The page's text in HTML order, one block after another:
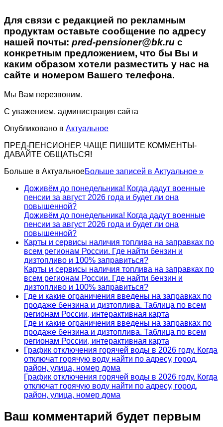
Для связи с редакцией по рекламным
продуктам оставьте сообщение по адресу
нашей почты: pred-pensioner@bk.ru с
конкретным предложением, что бы Вы и
каким образом хотели разместить у нас на
сайте и номером Вашего телефона.
Мы Вам перезвоним.
С уважением, администрация сайта
Опубликовано в Актуальное
ПРЕД-ПЕНСИОНЕР. ЧАЩЕ ПИШИТЕ КОММЕНТЫ-
ДАВАЙТЕ ОБЩАТЬСЯ!
Больше в АктуальноеБольше записей в Актуальное »
Доживём до понедельника! Когда дадут военные
пенсии за август 2026 года и будет ли она
повышенной?
Доживём до понедельника! Когда дадут военные
пенсии за август 2026 года и будет ли она
повышенной?
Карты и сервисы наличия топлива на заправках по
всем регионам России. Где найти бензин и
дизтопливо и 100% заправиться?
Карты и сервисы наличия топлива на заправках по
всем регионам России. Где найти бензин и
дизтопливо и 100% заправиться?
Где и какие ограничения введены на заправках по
продаже бензина и дизтоплива. Таблица по всем
регионам России, интерактивная карта
Где и какие ограничения введены на заправках по
продаже бензина и дизтоплива. Таблица по всем
регионам России, интерактивная карта
График отключения горячей воды в 2026 году. Когда
отключат горячую воду найти по адресу, город,
район, улица, номер дома
График отключения горячей воды в 2026 году. Когда
отключат горячую воду найти по адресу, город,
район, улица, номер дома
Ваш комментарий будет первым